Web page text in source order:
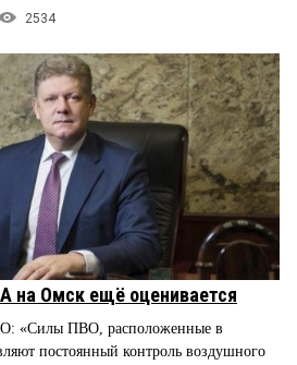
2534
на Омск ещё оценивается
«Силы ПВО, расположенные в
постоянный контроль воздушного